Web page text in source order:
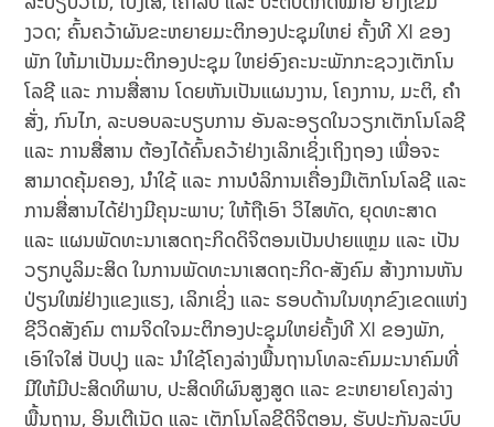
ງວດ; ຄົ້ນຄວ້າຜັນຂະຫຍາຍມະຕິກອງປະຊຸມໃຫຍ່ ຄັ້ງທີ XI ຂອງ
ພັກ ໃຫ້ມາເປັນມະຕິກອງປະຊຸມ ໃຫຍ່ອົງຄະນະພັກກະຊວງເຕັກໂນ
ໂລຊີ ແລະ ການສື່ສານ ໂດຍຫັນເປັນແຜນງານ, ໂຄງການ, ມະຕິ, ຄໍາ
ສັ່ງ, ກົນໄກ, ລະບອບລະບຽບການ ອັນລະອຽດໃນວຽກເຕັກໂນໂລຊີ
ແລະ ການສື່ສານ ຕ້ອງໄດ້ຄົ້ນຄວ້າຢ່າງເລິກເຊິ່ງເຖິງຖອງ ເພື່ອຈະ
ສາມາດຄຸ້ມຄອງ, ນໍາໃຊ້ ແລະ ການບໍລິການເຄື່ອງມືເຕັກໂນໂລຊີ ແລະ
ການສື່ສານໄດ້ຢ່າງມີຄຸນະພາບ; ໃຫ້ຖືເອົາ ວິໄສທັດ, ຍຸດທະສາດ
ແລະ ແຜນພັດທະນາເສດຖະກິດດິຈິຕອນເປັນປາຍແຫຼມ ແລະ ເປັນ
ວຽກບູລິມະສິດ ໃນການພັດທະນາເສດຖະກິດ-ສັງຄົມ ສ້າງການຫັນ
ປ່ຽນໃໝ່ຢ່າງແຂງແຮງ, ເລິກເຊິ່ງ ແລະ ຮອບດ້ານໃນທຸກຂົງເຂດແຫ່ງ
ຊີວິດສັງຄົມ ຕາມຈິດໃຈມະຕິກອງປະຊຸມໃຫຍ່ຄັ້ງທີ XI ຂອງພັກ,
ເອົາໃຈໃສ່ ປັບປຸງ ແລະ ນໍາໃຊ້ໂຄງລ່າງພື້ນຖານໂທລະຄົມມະນາຄົມທີ່
ມີໃຫ້ມີປະສິດທິພາບ, ປະສິດທິຜົນສູງສູດ ແລະ ຂະຫຍາຍໂຄງລ່າງ
ພື້ນຖານ, ອິນເຕີເນັດ ແລະ ເຕັກໂນໂລຊີດິຈິຕອນ, ຮັບປະກັນລະບົບ